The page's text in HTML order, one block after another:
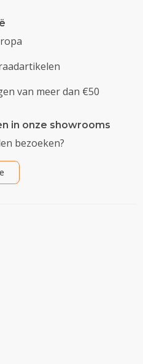
van meer dan €50
in onze showrooms
bezoeken?